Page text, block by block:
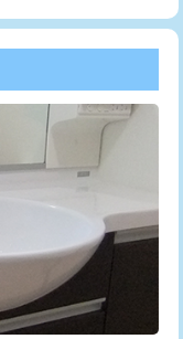
38,500円
現場見積
5,500円
11,000円
33,000円
44,000円
+3,300円
33,000円
11,000円
22,000円